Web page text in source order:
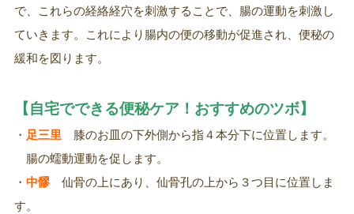
で、これらの経絡経穴を刺激することで、腸の運動を刺激し
ていきます。これにより腸内の便の移動が促進され、便秘の
緩和を図ります。
【自宅でできる便秘ケア！おすすめのツボ】
・ 足三里 膝のお皿の下外側から指４本分下に位置します。
腸の蠕動運動を促します。
・ 中髎仙骨の上にあり、仙骨孔の上から３つ目に位置しま
す。